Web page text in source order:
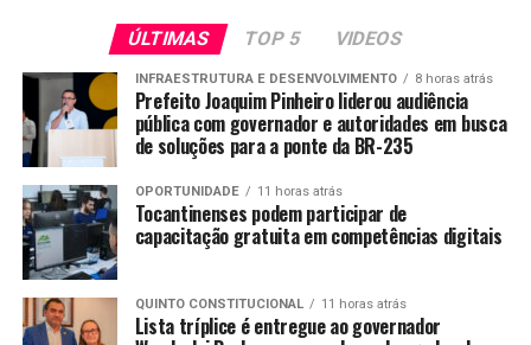
ÚLTIMAS TOP 5 VIDEOS
INFRAESTRUTURA E DESENVOLVIMENTO 8 horas atrás
Prefeito Joaquim Pinheiro liderou audiência
pública com governador e autoridades em busca
de soluções para a ponte da BR-235
OPORTUNIDADE 11 horas atrás
Tocantinenses podem participar de
capacitação gratuita em competências digitais
QUINTO CONSTITUCIONAL 11 horas atrás
Lista tríplice é entregue ao governador